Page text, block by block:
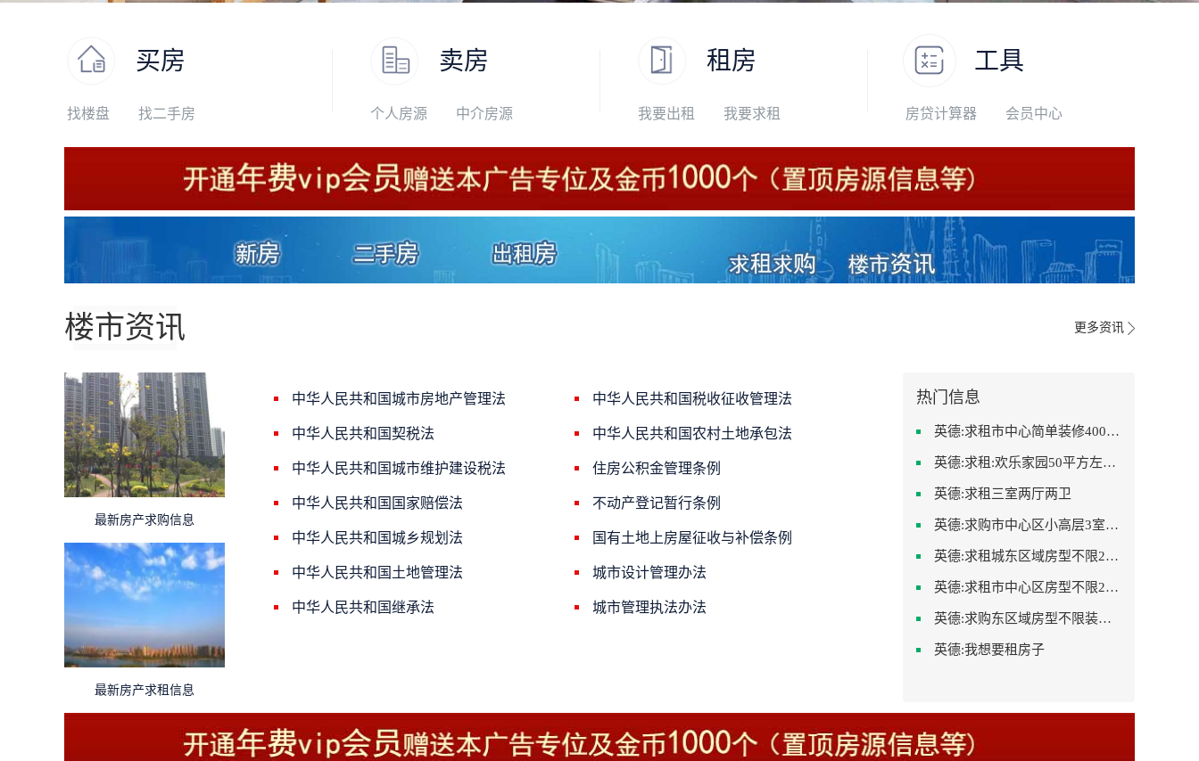
买房
找楼盘 找二手房
卖房
个人房源 中介房源
租房
我要出租 我要求租
工具
房贷计算器 会员中心
楼市资讯 更多资讯
最新房产求购信息
最新房产求租信息
中华人民共和国城市房地产管理法
中华人民共和国契税法
中华人民共和国城市维护建设税法
中华人民共和国国家赔偿法
中华人民共和国城乡规划法
中华人民共和国土地管理法
中华人民共和国继承法
中华人民共和国税收征收管理法
中华人民共和国农村土地承包法
住房公积金管理条例
不动产登记暂行条例
国有土地上房屋征收与补偿条例
城市设计管理办法
城市管理执法办法
热门信息
英德:求租市中心简单装修400-500
英德:求租:欢乐家园50平方左右的单身公寓廉租房
英德:求租三室两厅两卫
英德:求购市中心区小高层3室精致装修
英德:求租城东区域房型不限2室2卫装修不限2000
英德:求租市中心区房型不限2室1厅中档装修
英德:求购东区域房型不限装修不限
英德:我想要租房子